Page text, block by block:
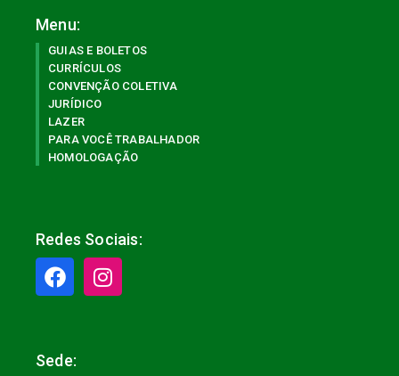
Menu:
GUIAS E BOLETOS
CURRÍCULOS
CONVENÇÃO COLETIVA
JURÍDICO
LAZER
PARA VOCÊ TRABALHADOR
HOMOLOGAÇÃO
Redes Sociais:
Sede: